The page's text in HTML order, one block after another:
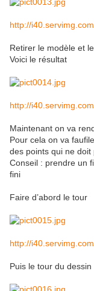
http://
Retirer le modèle et
Voici le résultat
http://
Maintenant on va
Pour cela on va
des points qui ne
Conseil : prendre un
fini
Faire d’abord le tour
http://
Puis le tour du dessin